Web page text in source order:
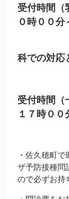
受付時間
０時００分
科での対応
受付時間（
１７時００
・佐久穂町
ザ予防接種問
ので必ずお持